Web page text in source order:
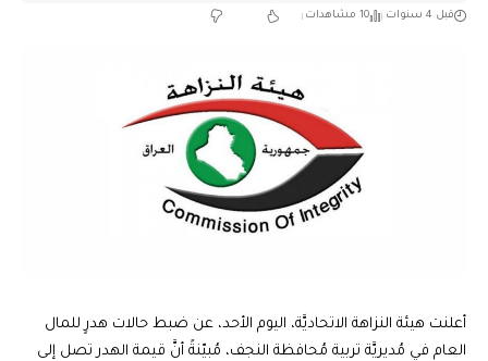
قبل 4 سنوات 10 مشاهدات
أعلنت هيئة النزاهة الاتحاديَّة، اليوم الأحد، عن ضبط حالات هدرٍ للمال
العام في مُديريَّة تربية مُحافظة النجف، مُبيّنةً أنَّ قيمة الهدر تصل إلى